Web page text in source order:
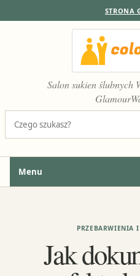
STRONA
Salon sukien ślubnych
Menu
PRZEBARWIENIA
Jak